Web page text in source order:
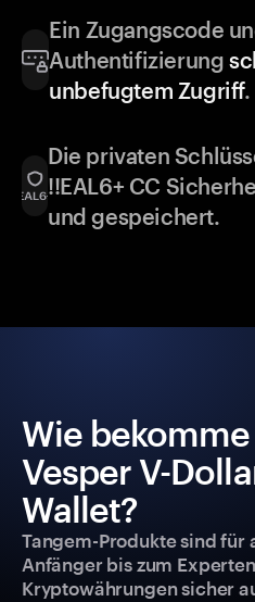
Ein Zugangscode
Authentifizierung
unbefugtem Zugriff.
Die privaten
!!EAL6+ CC
und gespeichert.
Wie
Vesper V-
Wallet?
Tangem-Produkte sind für
Anfänger bis zum
Kryptowährungen sicher